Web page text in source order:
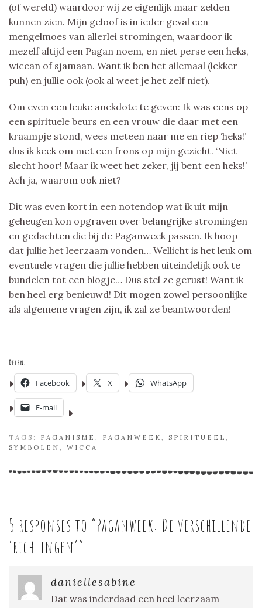
(of wereld) waardoor wij ze eigenlijk maar zelden
kunnen zien. Mijn geloof is in ieder geval een
mengelmoes van allerlei stromingen, waardoor ik
mezelf altijd een Pagan noem, en niet perse een heks,
wiccan of sjamaan. Want ik ben het allemaal (lekker
puh) en jullie ook (ook al weet je het zelf niet).
Om even een leuke anekdote te geven: Ik was eens op
een spirituele beurs en een vrouw die daar met een
kraampje stond, wees meteen naar me en riep ‘heks!’
dus ik keek om met een frons op mijn gezicht. ‘Niet
slecht hoor! Maar ik weet het zeker, jij bent een heks!’
Ach ja, waarom ook niet?
Dit was even kort in een notendop wat ik uit mijn
geheugen kon opgraven over belangrijke stromingen
en gedachten die bij de Paganweek passen. Ik hoop
dat jullie het leerzaam vonden… Wellicht is het leuk om
eventuele vragen die jullie hebben uiteindelijk ook te
bundelen tot een blogje… Dus stel ze gerust! Want ik
ben heel erg benieuwd! Dit mogen zowel persoonlijke
als algemene vragen zijn, ik zal ze beantwoorden!
Delen:
Facebook X WhatsApp
E-mail
TAGS: PAGANISME PAGANWEEK SPIRITUEEL
SYMBOLEN
WICCA
5 responses to “Paganweek: De verschillende
‘richtingen’”
daniellesabine
Dat was inderdaad een heel leerzaam